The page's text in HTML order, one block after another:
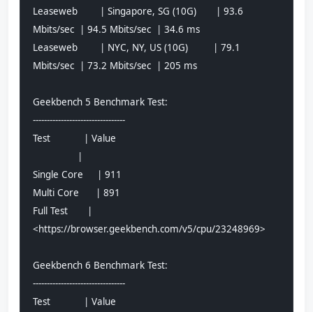
Leaseweb        | Singapore, SG (10G)       | 93.6
Mbits/sec  | 94.5 Mbits/sec  | 34.6 ms
Leaseweb        | NYC, NY, US (10G)         | 79.1
Mbits/sec  | 73.2 Mbits/sec  | 205 ms
Geekbench 5 Benchmark Test:
---------------------------------
Test            | Value
                |
Single Core     | 911
Multi Core      | 891
Full Test       |
<https://browser.geekbench.com/v5/cpu/23248969>
Geekbench 6 Benchmark Test:
---------------------------------
Test            | Value